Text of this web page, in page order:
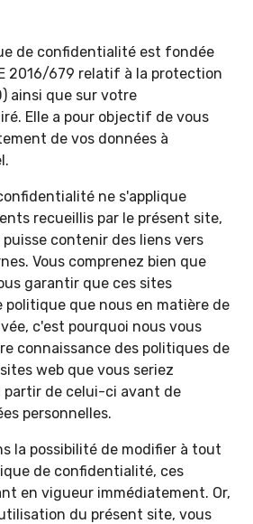
de confidentialité est fondée
2016/679 relatif à la protection
ainsi que sur votre
Elle a pour objectif de vous
de vos données à
ne s'applique
recueillis par le présent site,
contenir des liens vers
Vous comprenez bien que
garantir que ces sites
politique que nous en matière de
c'est pourquoi nous vous
connaissance des politiques de
web que vous seriez
partir de celui-ci avant de
personnelles.
la possibilité de modifier à tout
de confidentialité, ces
en vigueur immédiatement. Or,
du présent site, vous